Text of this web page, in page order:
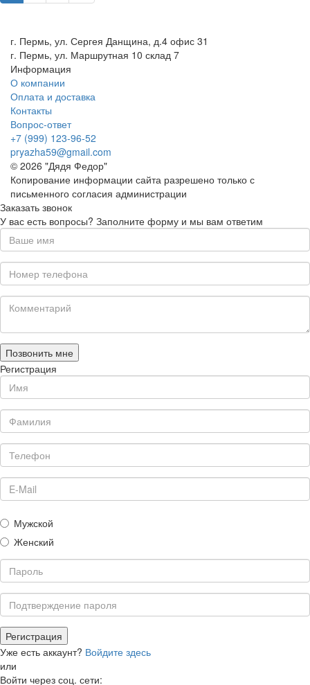
г. Пермь, ул. Сергея Данщина, д.4 офис 31
г. Пермь, ул. Маршрутная 10 склад 7
Информация
О компании
Оплата и доставка
Контакты
Вопрос-ответ
+7 (999) 123-96-52
pryazha59@gmail.com
© 2026 "Дядя Федор"
Копирование информации сайта разрешено только с
письменного согласия администрации
Заказать звонок
У вас есть вопросы? Заполните форму и мы вам ответим
Позвонить мне
Регистрация
Мужской
Женский
Уже есть аккаунт? Войдите здесь
или
Войти через соц. сети: